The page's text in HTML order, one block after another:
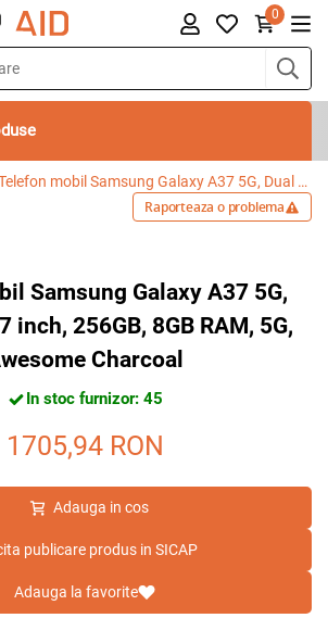
0
Telefon mobil Samsung Galaxy A37 5G, Dual SIM, 6.7 inch, 256GB, 8GB RAM, 5G, Awesome Charcoal
Raporteaza o problema
Samsung Galaxy A37 5G,
inch, 256GB, 8GB RAM, 5G,
Charcoal
In stoc furnizor: 45
1705,94 RON
Adauga in cos
publicare produs in SICAP
Adauga la favorite